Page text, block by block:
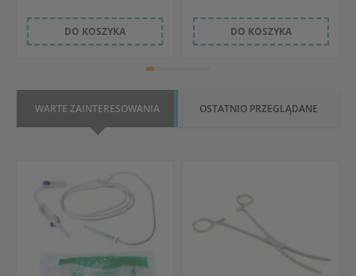
DO KOSZYKA DO KOSZYKA
WARTE ZAINTERESOWANIA OSTATNIO PRZEGLĄDANE